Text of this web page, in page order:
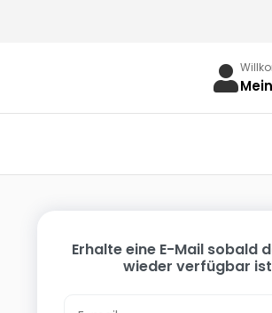
Erhalte eine E-Mail sobald
wieder verfügbar